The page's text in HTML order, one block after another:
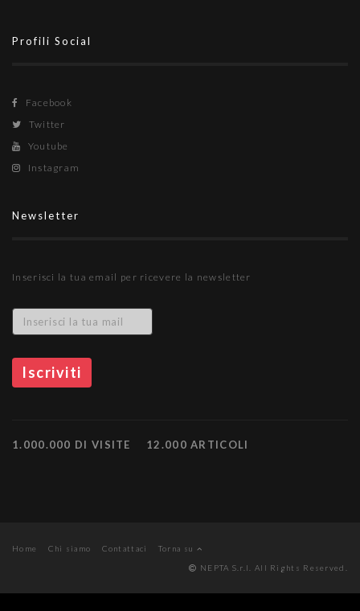
Profili Social
Facebook
Twitter
Youtube
Instagram
Newsletter
Inserisci la tua email per ricevere la newsletter
1.000.000 DI VISITE 12.000 ARTICOLI
Home Chi siamo Contattaci
Torna su
NEPTA S.r.l. All Rights Reserved.